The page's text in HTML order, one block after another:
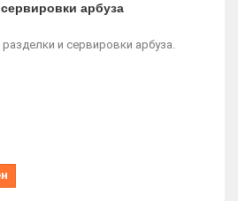
арбуза
и сервировки арбуза.